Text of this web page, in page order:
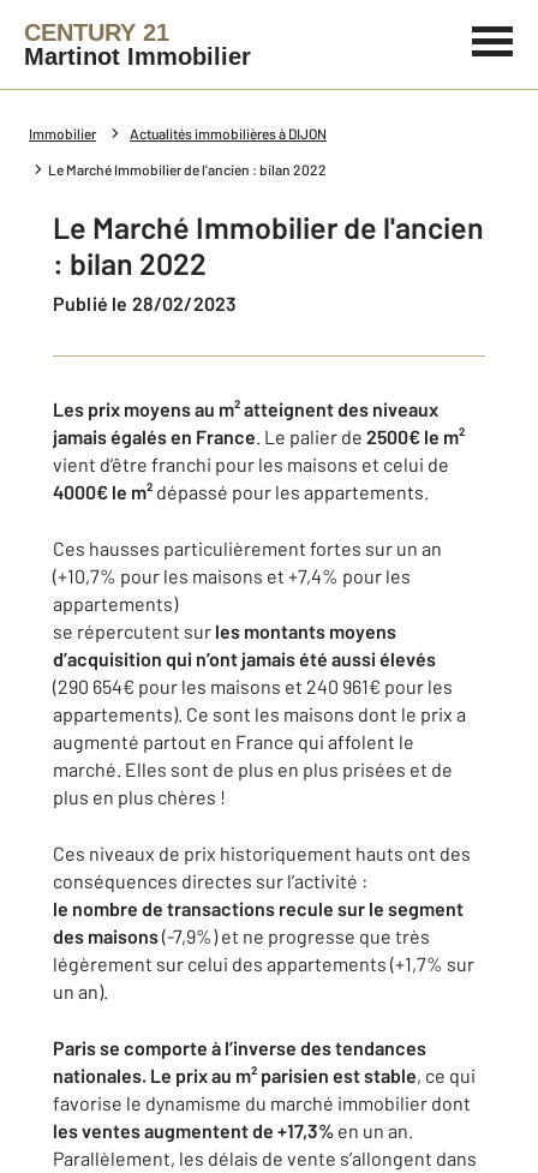
CENTURY 21
Martinot Immobilier
Immobilier Actualités immobilières à DIJON
Le Marché Immobilier de l'ancien : bilan 2022
Le Marché Immobilier de l'ancien
: bilan 2022
Publié le 28/02/2023
Les prix moyens au m² atteignent des niveaux
jamais égalés en France. Le palier de 2500€ le m²
vient d’être franchi pour les maisons et celui de
4000€ le m² dépassé pour les appartements.
Ces hausses particulièrement fortes sur un an
(+10,7% pour les maisons et +7,4% pour les
appartements)
se répercutent sur les montants moyens
d’acquisition qui n’ont jamais été aussi élevés
(290 654€ pour les maisons et 240 961€ pour les
appartements). Ce sont les maisons dont le prix a
augmenté partout en France qui affolent le
marché. Elles sont de plus en plus prisées et de
plus en plus chères !
Ces niveaux de prix historiquement hauts ont des
conséquences directes sur l’activité :
le nombre de transactions recule sur le segment
des maisons(-7,9%) et ne progresse que très
légèrement sur celui des appartements (+1,7% sur
un an).
Paris se comporte à l’inverse des tendances
nationales. Le prix au m² parisien est stable, ce qui
favorise le dynamisme du marché immobilier dont
les ventes augmentent de +17,3% en un an.
Parallèlement, les délais de vente s’allongent dans